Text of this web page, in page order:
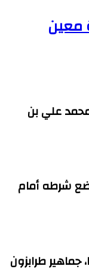
معين
علي بن
شرطه أمام
طرابزون